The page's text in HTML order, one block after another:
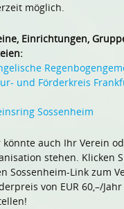
möglich.
Einrichtungen,
und Förderkreis
Sossenheim
könnte auch Ihr Verein
stehen. Klicken
Sossenheim-Link zum
von EUR 60,–/